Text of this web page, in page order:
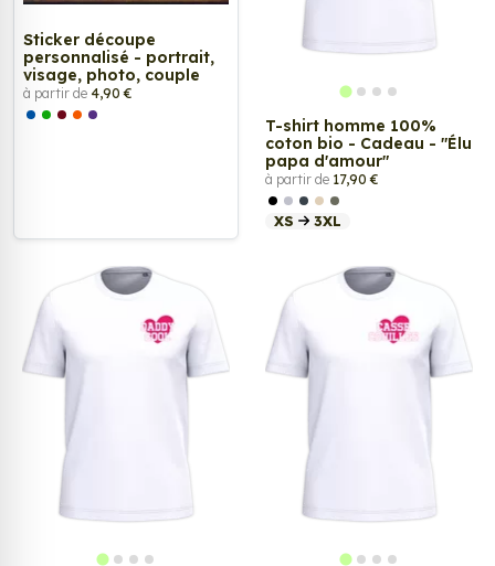
Sticker découpe
personnalisé - portrait,
visage, photo, couple
à partir de 4,90 €
T-shirt homme 100%
coton bio - Cadeau - "Élu
papa d'amour"
à partir de 17,90 €
XS 3XL